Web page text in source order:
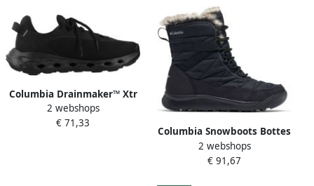
Columbia Drainmaker™ Xtr
Wandelschoenen Zwart 1 2
Man
2 webshops
€ 71,33
Columbia Snowboots Bottes
de neige Minx Shorty IV
Noir
2 webshops
€ 91,67